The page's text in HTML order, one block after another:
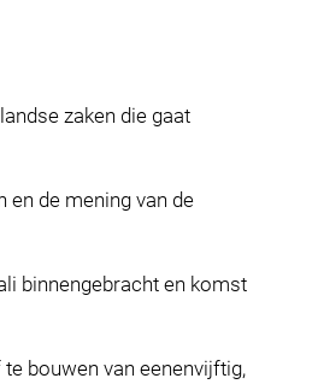
zaken die gaat
en de mening van de
binnengebracht en komst
bouwen van eenenvijftig,